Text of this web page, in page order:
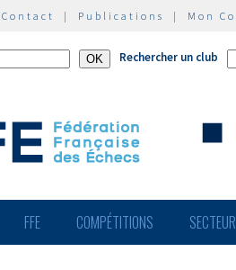
Contact | Publications | Mon
Rechercher un club
FFE COMPÉTITIONS